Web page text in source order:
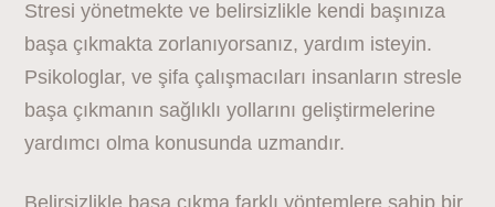
Stresi yönetmekte ve belirsizlikle kendi başınıza
başa çıkmakta zorlanıyorsanız, yardım isteyin.
Psikologlar, ve şifa çalışmacıları insanların stresle
başa çıkmanın sağlıklı yollarını geliştirmelerine
yardımcı olma konusunda uzmandır.